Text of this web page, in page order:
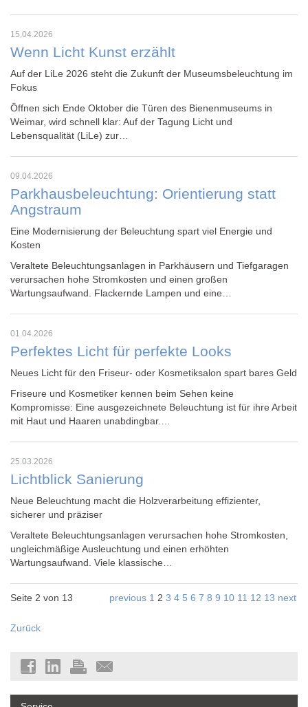
15.04.2026
Wenn Licht Kunst erzählt
Auf der LiLe 2026 steht die Zukunft der Museumsbeleuchtung im
Fokus
Öffnen sich Ende Oktober die Türen des Bienenmuseums in
Weimar, wird schnell klar: Auf der Tagung Licht und
Lebensqualität (LiLe) zur…
09.04.2026
Parkhausbeleuchtung: Orientierung statt
Angstraum
Eine Modernisierung der Beleuchtung spart viel Energie und
Kosten
Veraltete Beleuchtungsanlagen in Parkhäusern und Tiefgaragen
verursachen hohe Stromkosten und einen großen
Wartungsaufwand. Flackernde Lampen und eine…
01.04.2026
Perfektes Licht für perfekte Looks
Neues Licht für den Friseur- oder Kosmetiksalon spart bares Geld
Friseure und Kosmetiker kennen beim Sehen keine
Kompromisse: Eine ausgezeichnete Beleuchtung ist für ihre Arbeit
mit Haut und Haaren unabdingbar.…
25.03.2026
Lichtblick Sanierung
Neue Beleuchtung macht die Holzverarbeitung effizienter,
sicherer und präziser
Veraltete Beleuchtungsanlagen verursachen hohe Stromkosten,
ungleichmäßige Ausleuchtung und einen erhöhten
Wartungsaufwand. Viele klassische…
Seite 2 von 13 previous 1 2 3 4 5 6 7 8 9 10 11 12 13 next
Zurück